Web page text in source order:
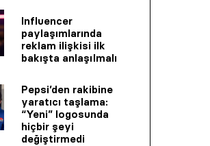
Influencer
paylaşımlarında
reklam ilişkisi ilk
bakışta anlaşılmalı
Pepsi’den rakibine
yaratıcı taşlama:
“Yeni” logosunda
hiçbir şeyi
değiştirmedi